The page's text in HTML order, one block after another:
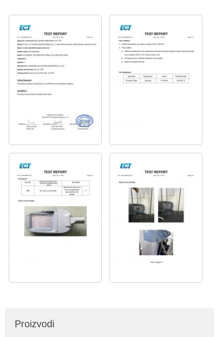
Proizvodi